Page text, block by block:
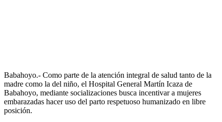
Babahoyo.- Como parte de la atención integral de salud tanto de la
madre como la del niño, el Hospital General Martín Icaza de
Babahoyo, mediante socializaciones busca incentivar a mujeres
embarazadas hacer uso del parto respetuoso humanizado en libre
posición.